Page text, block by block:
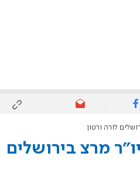
לורה ורטון
מרצ בירושלים